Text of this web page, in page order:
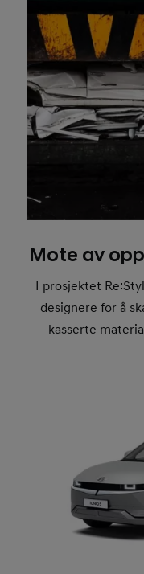
Mote av
I prosjektet
designere for å
kasserte